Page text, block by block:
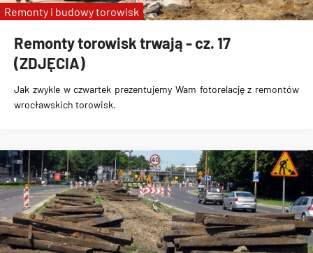
Remonty torowisk trwają - cz. 17
(ZDJĘCIA)
Jak zwykle w czwartek prezentujemy Wam fotorelację z remontów
wrocławskich torowisk.
Remonty i budowy torowisk